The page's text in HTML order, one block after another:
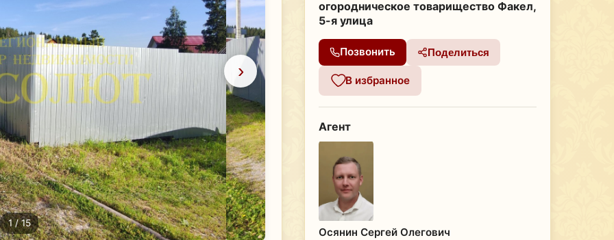
›
1/ 15
огородническое товарищество Факел,
5-я улица
Позвонить Поделиться
В избранное
Агент
Осянин Сергей Олегович